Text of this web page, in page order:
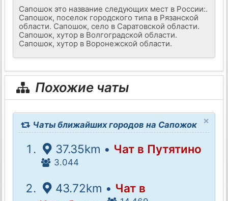
Сапошок это название следующих мест в России:.
Сапошок, поселок городского типа в Рязанской
области. Сапошок, село в Саратовской области.
Сапошок, хутор в Волгоградской области.
Сапошок, хутор в Воронежской области.
Похожие чаты
×
Чаты ближайших городов на Сапожок
37.35km • Чат в Путятино
3.044
43.72km • Чат в